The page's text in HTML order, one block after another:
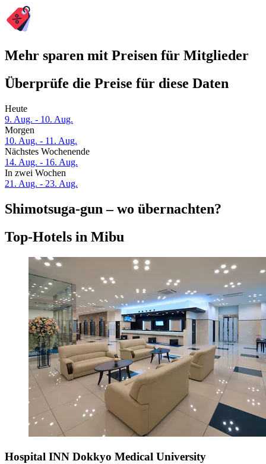
Mehr sparen mit Preisen für Mitglieder
Überprüfe die Preise für diese Daten
Heute
9. Aug. - 10. Aug.
Morgen
10. Aug. - 11. Aug.
Nächstes Wochenende
14. Aug. - 16. Aug.
In zwei Wochen
21. Aug. - 23. Aug.
Shimotsuga-gun – wo übernachten?
Top-Hotels in Mibu
Hospital INN Dokkyo Medical University